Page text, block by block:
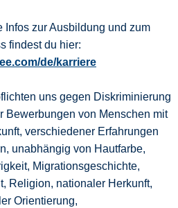
Infos zur Ausbildung und zum
findest du hier:
de/karriere
uns gegen Diskriminierung
Bewerbungen von Menschen mit
verschiedener Erfahrungen
unabhängig von Hautfarbe,
Migrationsgeschichte,
Religion, nationaler Herkunft,
Orientierung,